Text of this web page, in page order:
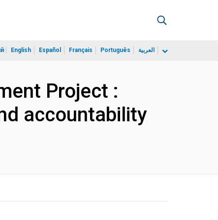
English Español Français Português العربية
Project :
accountability